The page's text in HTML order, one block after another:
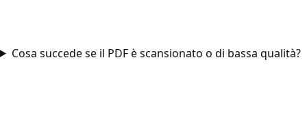
Cosa succede se il PDF è scansionato o di bassa qualità?